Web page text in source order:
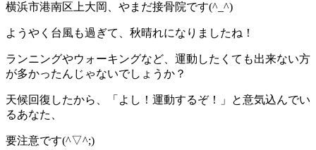
横浜市港南区上大岡、やまだ接骨院です(^_^)
ようやく台風も過ぎて、秋晴れになりましたね！
ランニングやウォーキングなど、運動したくても出来ない方
が多かったんじゃないでしょうか？
天候回復したから、「よし！運動するぞ！」と意気込んでい
るあなた、
要注意です(^▽^;)